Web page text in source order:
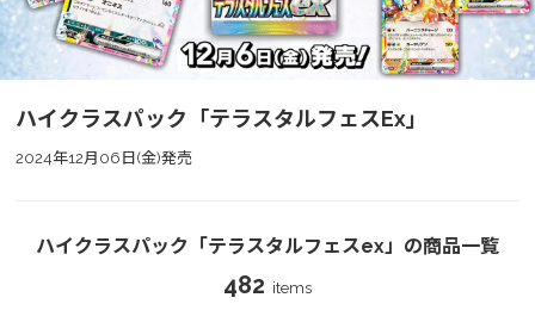
ハイクラスパック「テラスタルフェスex」
2024年12月06日(金)発売
ハイクラスパック「テラスタルフェスex」の商品一覧
482 items